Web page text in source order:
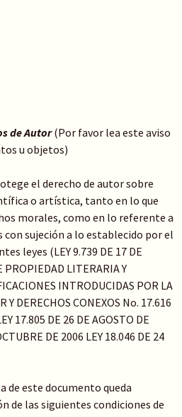
de Autor(Por favor lea este aviso
u objetos)
el derecho de autor sobre
o artística, tanto en lo que
morales, como en lo referente a
sujeción a lo establecido por el
leyes (LEY 9.739 DE 17 DE
PROPIEDAD LITERARIA Y
INTRODUCIDAS POR LA
Y DERECHOS CONEXOS No. 17.616
17.805 DE 26 DE AGOSTO DE
DE 2006 LEY 18.046 DE 24
de este documento queda
de las siguientes condiciones de